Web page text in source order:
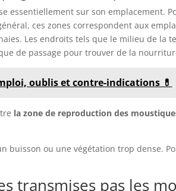
essentiellement sur son emplacement.
ces zones correspondent aux
Les endroits tels que le milieu de la
de passage pour trouver de la
oublis et contre-indications 💊
la zone de reproduction des
buisson ou une végétation trop dense.
transmises pas les